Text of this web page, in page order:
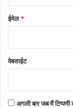
ईमेल*
वेबसाईट
अगली बार जब मैं